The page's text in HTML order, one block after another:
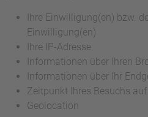
Ihre Einwilligung(en) bzw.
Einwilligung(en)
Ihre IP-Adresse
Informationen über Ihren
Informationen über Ihr
Zeitpunkt Ihres Besuchs
Geolocation